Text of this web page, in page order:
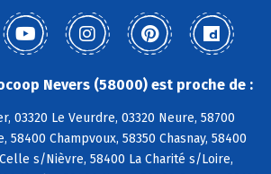
Nevers (58000) est proche de :
03320 Le Veurdre, 03320 Neure, 58700
Champvoux, 58350 Chasnay, 58400
s/Nièvre, 58400 La Charité s/Loire,